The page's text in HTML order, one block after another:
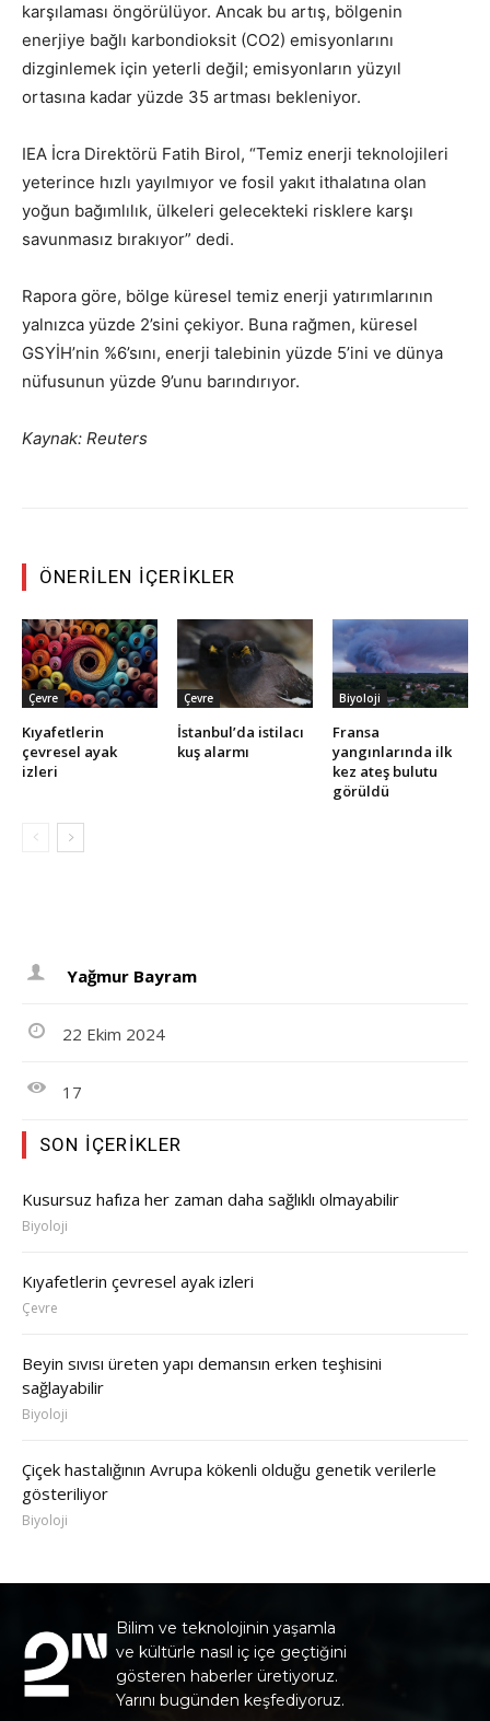
karşılaması öngörülüyor. Ancak bu artış, bölgenin
enerjiye bağlı karbondioksit (CO2) emisyonlarını
dizginlemek için yeterli değil; emisyonların yüzyıl
ortasına kadar yüzde 35 artması bekleniyor.
IEA İcra Direktörü Fatih Birol, “Temiz enerji teknolojileri
yeterince hızlı yayılmıyor ve fosil yakıt ithalatına olan
yoğun bağımlılık, ülkeleri gelecekteki risklere karşı
savunmasız bırakıyor” dedi.
Rapora göre, bölge küresel temiz enerji yatırımlarının
yalnızca yüzde 2’sini çekiyor. Buna rağmen, küresel
GSYİH’nin %6’sını, enerji talebinin yüzde 5’ini ve dünya
nüfusunun yüzde 9’unu barındırıyor.
Kaynak: Reuters
ÖNERILEN İÇERIKLER
Çevre
Kıyafetlerin
çevresel ayak
izleri
Çevre
İstanbul’da istilacı
kuş alarmı
Biyoloji
Fransa
yangınlarında ilk
kez ateş bulutu
görüldü
Yağmur Bayram
22 Ekim 2024
17
SON İÇERIKLER
Kusursuz hafıza her zaman daha sağlıklı olmayabilir
Biyoloji
Kıyafetlerin çevresel ayak izleri
Çevre
Beyin sıvısı üreten yapı demansın erken teşhisini
sağlayabilir
Biyoloji
Çiçek hastalığının Avrupa kökenli olduğu genetik verilerle
gösteriliyor
Biyoloji
Bilim ve teknolojinin yaşamla
ve kültürle nasıl iç içe geçtiğini
gösteren haberler üretiyoruz.
Yarını bugünden keşfediyoruz.